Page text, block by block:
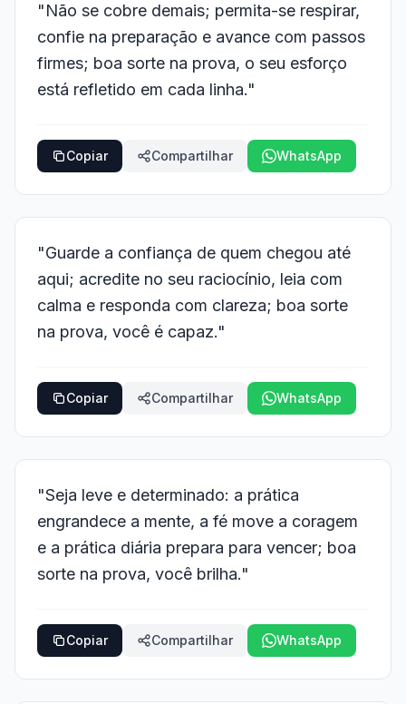
"Não se cobre demais; permita-se respirar,
confie na preparação e avance com passos
firmes; boa sorte na prova, o seu esforço
está refletido em cada linha."
Copiar Compartilhar WhatsApp
"Guarde a confiança de quem chegou até
aqui; acredite no seu raciocínio, leia com
calma e responda com clareza; boa sorte
na prova, você é capaz."
Copiar Compartilhar WhatsApp
"Seja leve e determinado: a prática
engrandece a mente, a fé move a coragem
e a prática diária prepara para vencer; boa
sorte na prova, você brilha."
Copiar Compartilhar WhatsApp